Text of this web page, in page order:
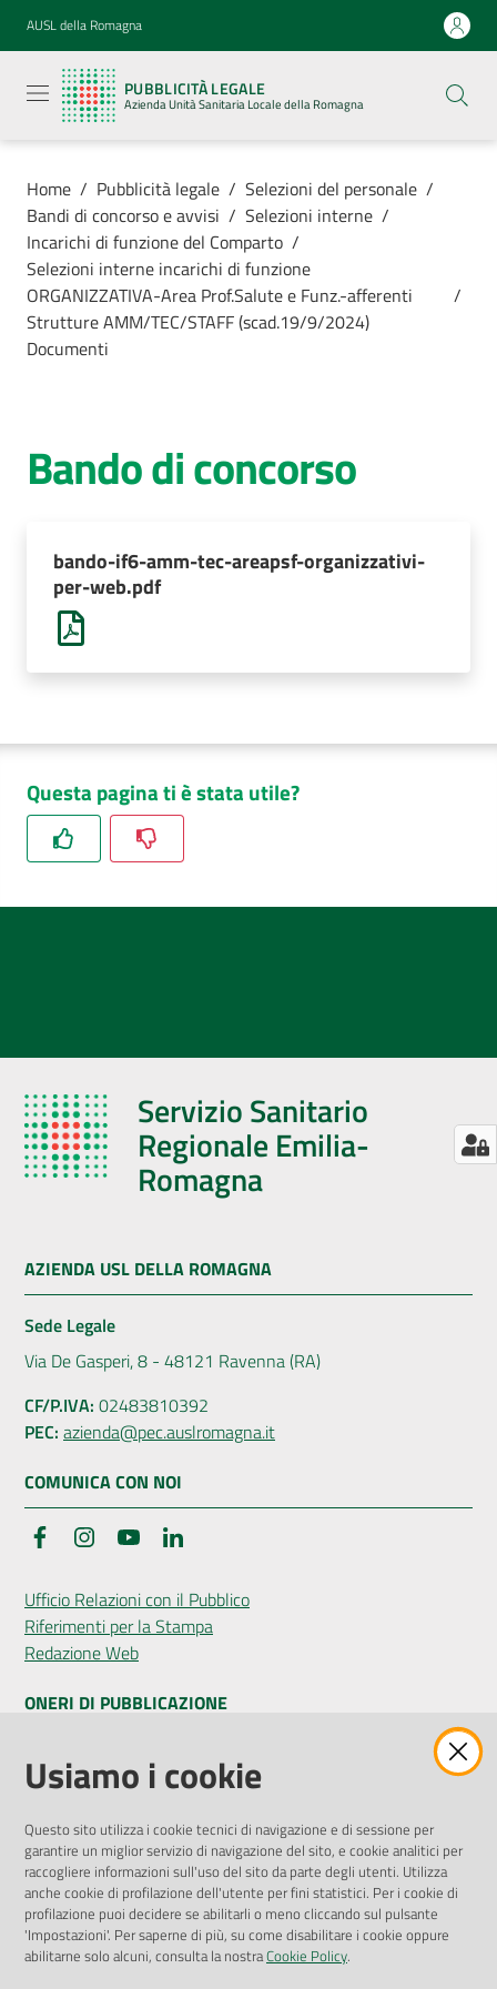
Vai al contenuto
Vai alla navigazione
Vai al footer
AUSL della Romagna
PUBBLICITÀ LEGALE
Azienda Unità Sanitaria Locale della Romagna
legale
Azienda
Unità
Locale della
Azienda
cura
Comunica
Home / Pubblicità legale / Selezioni del personale /
Bandi di concorso e avvisi / Selezioni interne /
Incarichi di funzione del Comparto /
Selezioni interne incarichi di funzione
ORGANIZZATIVA-Area Prof.Salute e Funz.-afferenti
Strutture AMM/TEC/STAFF (scad.19/9/2024)
/
Documenti
Bando di concorso
bando-if6-amm-tec-areapsf-organizzativi-
per-web.pdf
Questa pagina ti è stata utile?
Servizio Sanitario
Regionale Emilia-
Romagna
AZIENDA USL DELLA ROMAGNA
Sede Legale
Via De Gasperi, 8 - 48121 Ravenna (RA)
CF/P.IVA: 02483810392
PEC: azienda@pec.auslromagna.it
COMUNICA CON NOI
FacebookInstagramYouTube
Ufficio Relazioni con il Pubblico
Riferimenti per la Stampa
Redazione Web
ONERI DI PUBBLICAZIONE
Amministrazione Trasparente
Pubblicità legale
Privacy Policy
Attuazione Misure PNRR
Liste di Attesa
ENTI, IMPRESE E PARTNER
Usiamo i cookie
Questo sito utilizza i cookie tecnici di navigazione e di sessione per
garantire un miglior servizio di navigazione del sito, e cookie analitici per
raccogliere informazioni sull'uso del sito da parte degli utenti. Utilizza
anche cookie di profilazione dell'utente per fini statistici. Per i cookie di
profilazione puoi decidere se abilitarli o meno cliccando sul pulsante
'Impostazioni'. Per saperne di più, su come disabilitare i cookie oppure
abilitarne solo alcuni, consulta la nostraCookie Policy.